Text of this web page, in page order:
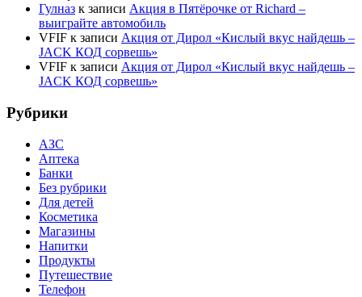
Гулназ к записи Акция в Пятёрочке от Richard –
выиграйте автомобиль
VFIF к записи Акция от Дирол «Кислый вкус найдешь –
JACK КОД сорвешь»
VFIF к записи Акция от Дирол «Кислый вкус найдешь –
JACK КОД сорвешь»
Рубрики
АЗС
Аптека
Банки
Без рубрики
Для детей
Косметика
Магазины
Напитки
Продукты
Путешествие
Телефон